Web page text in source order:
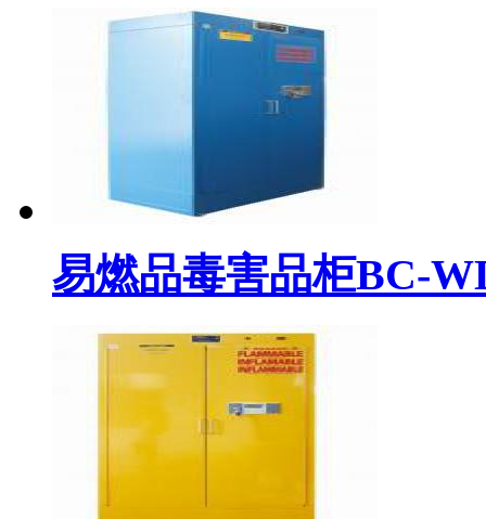
易燃品毒害品柜BC-